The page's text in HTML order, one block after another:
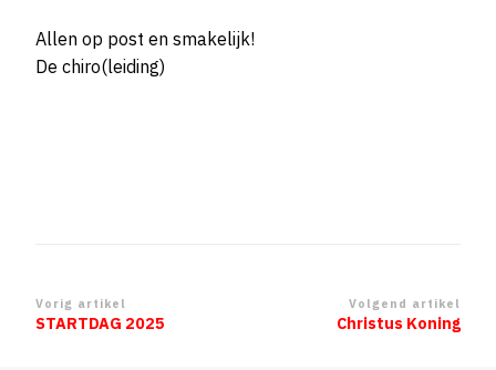
Allen op post en smakelijk!
De chiro(leiding)
Berichtnavigatie
Vorig artikel
STARTDAG 2025
Volgend artikel
Christus Koning